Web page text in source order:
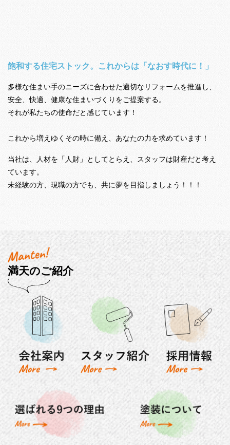
飽和する住宅ストック。これからは「なおす時代に！」
多様な住まい手のニーズに合わせた適切なリフォームを推進し、
安全、快適、健康な住まいづくりをご提案する。
それが私たちの使命だと感じています！
これから増えゆくその時に備え、あなたの力を求めています！
当社は、人材を「人財」としてとらえ、スタッフは財産だと考え
ています。
未経験の方、現職の方でも、共に夢を目指しましょう！！！
満天のご紹介